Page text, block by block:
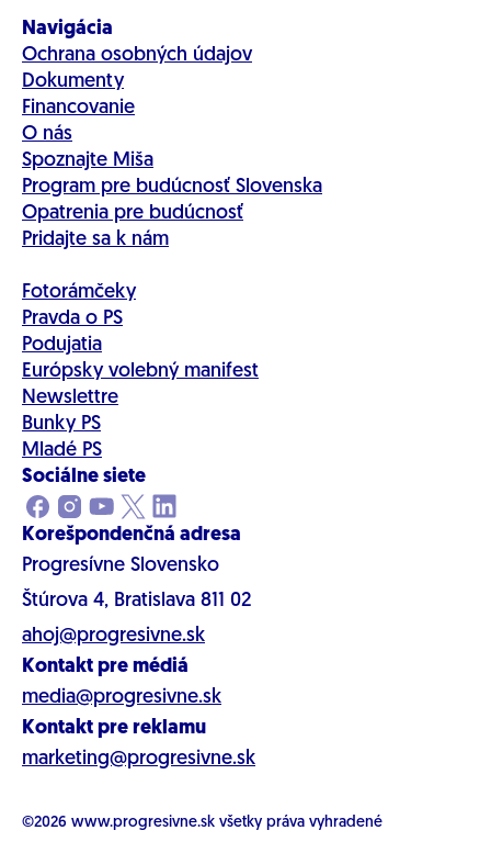
Navigácia
Ochrana osobných údajov
Dokumenty
Financovanie
O nás
Spoznajte Miša
Program pre budúcnosť Slovenska
Opatrenia pre budúcnosť
Pridajte sa k nám
Fotorámčeky
Pravda o PS
Podujatia
Európsky volebný manifest
Newslettre
Bunky PS
Mladé PS
Sociálne siete
Korešpondenčná adresa
Progresívne Slovensko
Štúrova 4, Bratislava 811 02
ahoj@progresivne.sk
Kontakt pre médiá
media@progresivne.sk
Kontakt pre reklamu
marketing@progresivne.sk
©2026 www.progresivne.sk všetky práva vyhradené